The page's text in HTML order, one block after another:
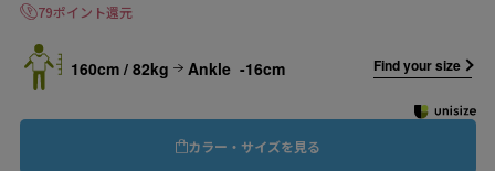
79ポイント還元
160cm / 82kg Ankle -16cm Find your size
カラー・サイズを見る